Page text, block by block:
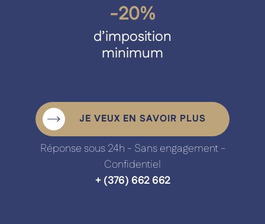
Nos expertises
Le blog
Carrière
Contactez-nous
-20%
d’imposition
minimum
JE VEUX EN SAVOIR PLUS
Réponse sous 24h - Sans engagement -
Confidentiel
+ (376) 662 662